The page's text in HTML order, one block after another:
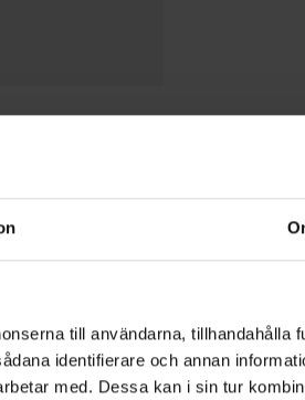
till användarna, tillhandahålla
identifierare och annan
med. Dessa kan i sin tur
Här är
sin
PÅ